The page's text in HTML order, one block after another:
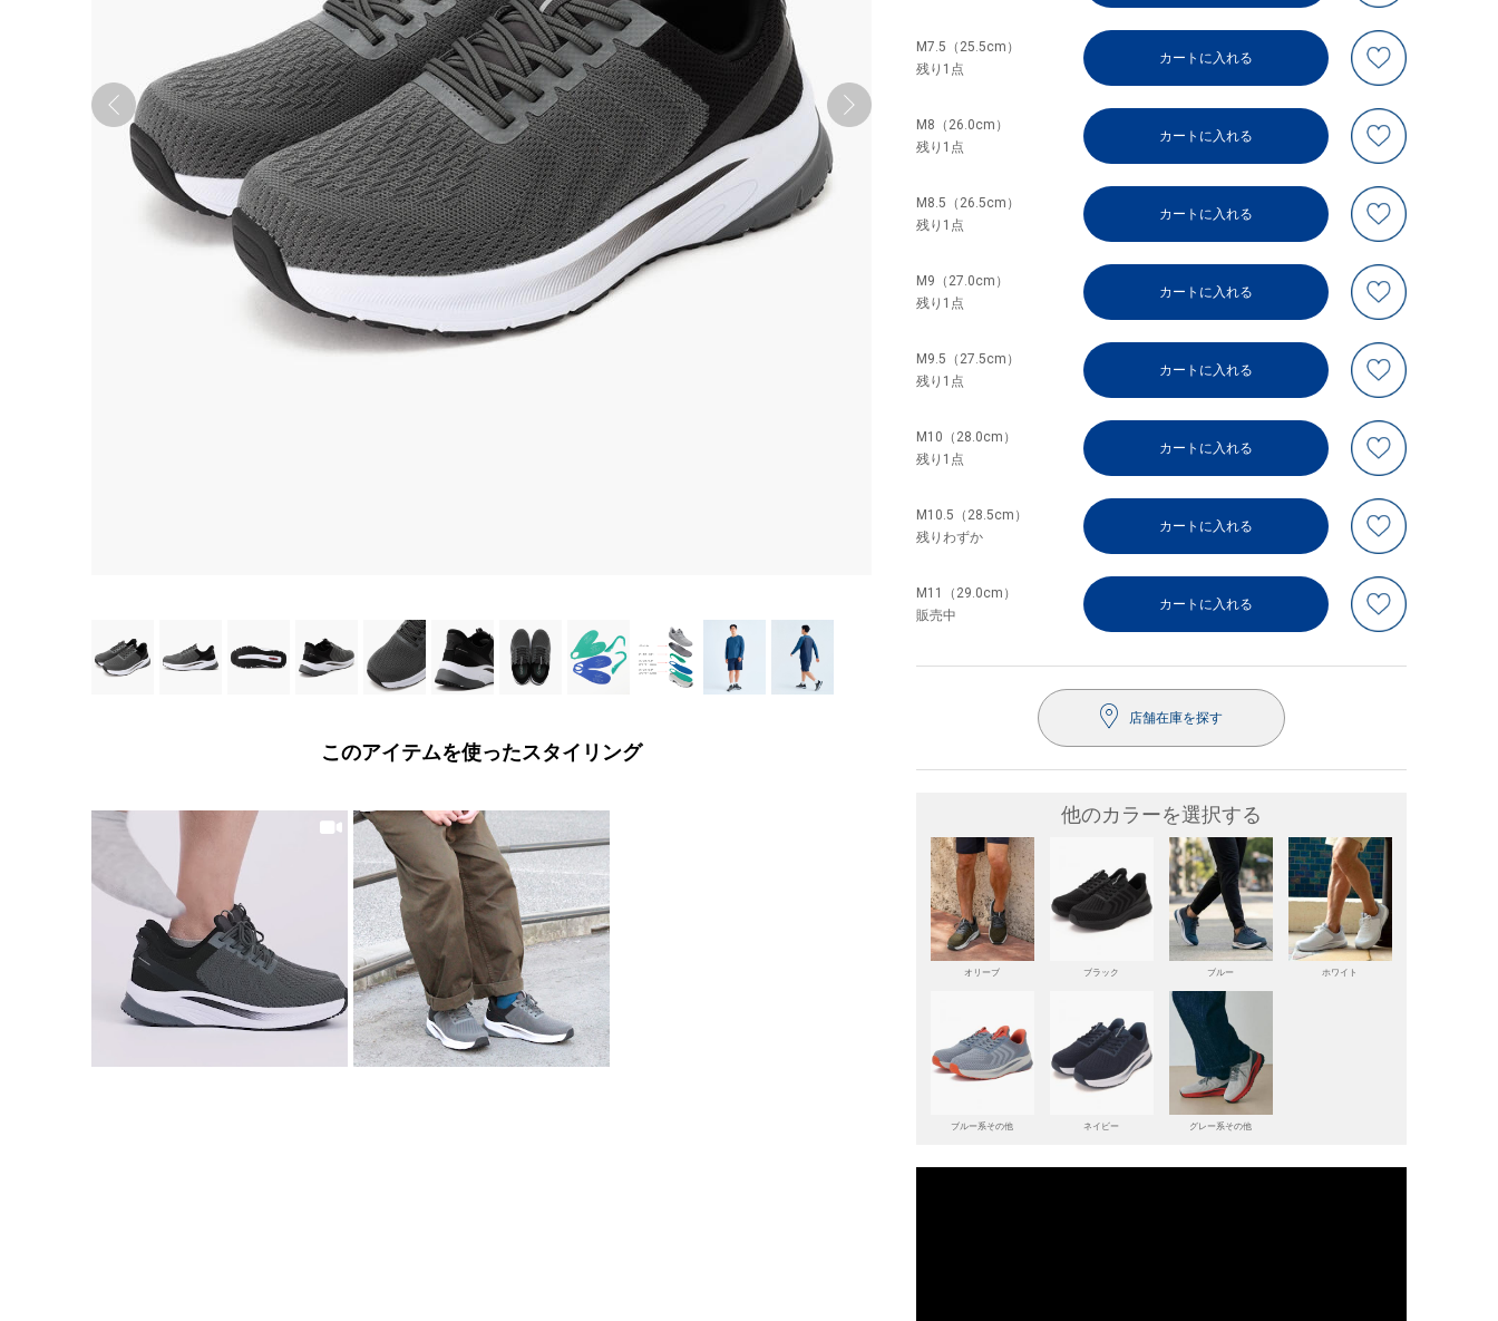
このアイテムを使ったスタイリング
M7.5（25.5cm）
残り1点
カートに入れる
M8（26.0cm）
残り1点
カートに入れる
M8.5（26.5cm）
残り1点
カートに入れる
M9（27.0cm）
残り1点
カートに入れる
M9.5（27.5cm）
残り1点
カートに入れる
M10（28.0cm）
残り1点
カートに入れる
M10.5（28.5cm）
残りわずか
カートに入れる
M11（29.0cm）
販売中
カートに入れる
店舗在庫を探す
他のカラーを選択する
オリーブ ブラック ブルー ホワイト
ブルー系その他 ネイビー グレー系その他